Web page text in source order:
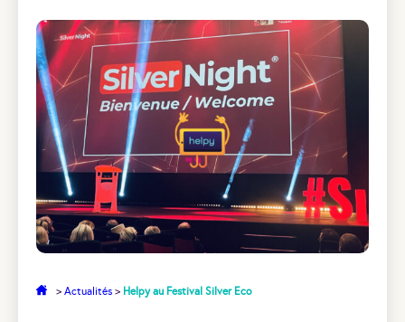
> Actualités > Helpy au Festival Silver Eco